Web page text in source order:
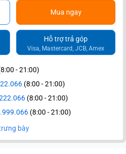
Mua ngay
Hỗ trợ trả góp
Visa, Mastercard, JCB, Amex
- 21:00)
(8:00 - 21:00)
(8:00 - 21:00)
(8:00 - 21:00)
bày